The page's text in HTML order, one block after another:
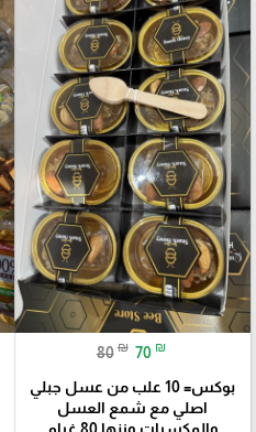
80 ₪ 70 ₪
بوكس= 10 علب من عسل جبلي
اصلي مع شمع العسل
والمكسرات وزنها 80 غرام